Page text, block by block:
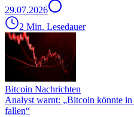
29.07.2026
2 Min. Lesedauer
Bitcoin Nachrichten
Analyst warnt: „Bitcoin könnte
fallen“